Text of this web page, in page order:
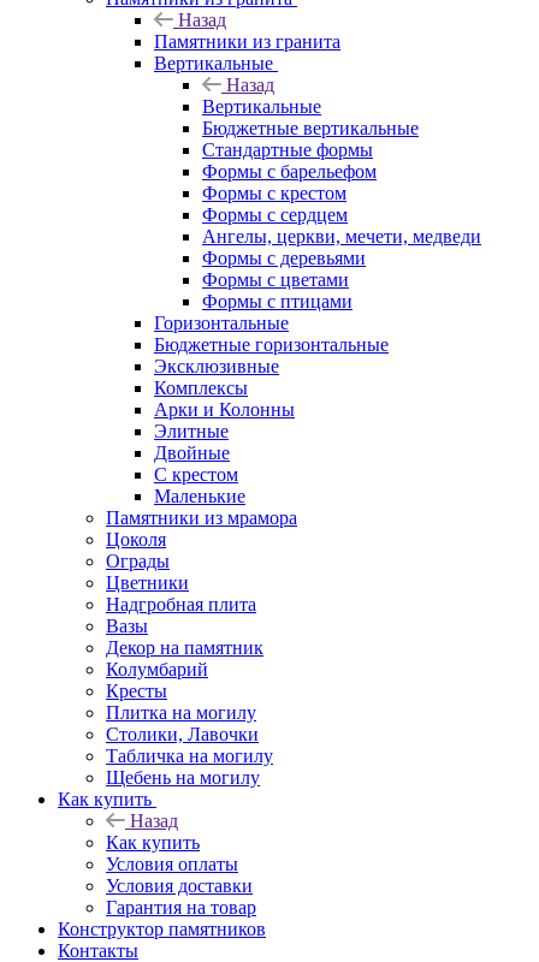
Назад
Памятники из гранита
Вертикальные
Назад
Вертикальные
Бюджетные вертикальные
Стандартные формы
Формы с барельефом
Формы с крестом
Формы с сердцем
Ангелы, церкви, мечети, медведи
Формы с деревьями
Формы с цветами
Формы с птицами
Горизонтальные
Бюджетные горизонтальные
Эксклюзивные
Комплексы
Арки и Колонны
Элитные
Двойные
С крестом
Маленькие
Памятники из мрамора
Цоколя
Ограды
Цветники
Надгробная плита
Вазы
Декор на памятник
Колумбарий
Кресты
Плитка на могилу
Столики, Лавочки
Табличка на могилу
Щебень на могилу
Как купить
Назад
Как купить
Условия оплаты
Условия доставки
Гарантия на товар
Конструктор памятников
Контакты